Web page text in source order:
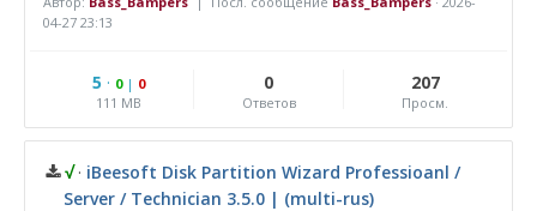
04-27 23:13
5 · 0| 0
111 MB
0
Ответов
207
Просм.
√ · iBeesoft Disk Partition Wizard Professioanl /
Server / Technician 3.5.0 | (multi-rus)